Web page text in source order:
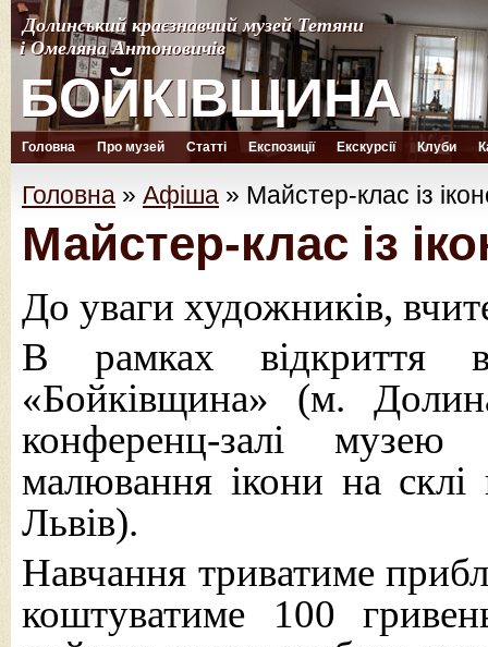
Долинський краєзнавчий музей Тетяни
і Омеляна Антоновичів
БОЙКІВЩИНА
Долинський краєзнавчий музей Тетяни
і Омеляна Антоновичів
БОЙКІВЩИНА
Головна Про музей Статті Експозиції Екскурсії Клуби
Головна » Афіша » Майстер-клас із
Майстер-клас із
До уваги художників,
В рамках відкриття
«Бойківщина» (м.
конференц-залі музею
малювання ікони на
Львів).
Навчання триватиме
коштуватиме 100